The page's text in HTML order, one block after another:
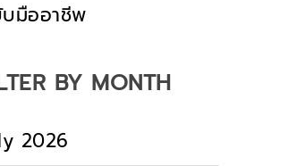
มืออาชีพ
BY MONTH
2026